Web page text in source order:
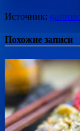
Источник:
Похожие записи